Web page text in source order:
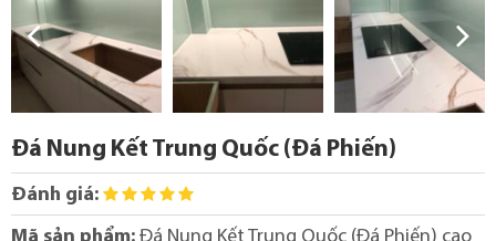
Đá Nung Kết Trung Quốc (Đá Phiến)
Đánh giá: